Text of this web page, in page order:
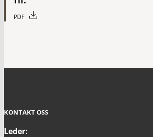
PDF
KONTAKT OSS
Leder: